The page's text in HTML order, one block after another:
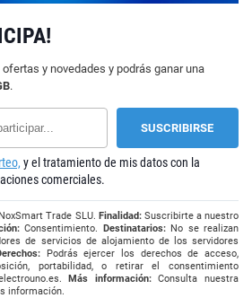
y novedades y podrás ganar una
.
y el tratamiento de mis datos con la
comerciales.
NoxSmart Trade SLU. Finalidad:Suscribirte a nuestro
Consentimiento. Destinatarios:No se realizan
de servicios de alojamiento de los servidores
Podrás ejercer los derechos de acceso,
portabilidad, o retirar el consentimiento
.Más información:Consulta nuestra
información.